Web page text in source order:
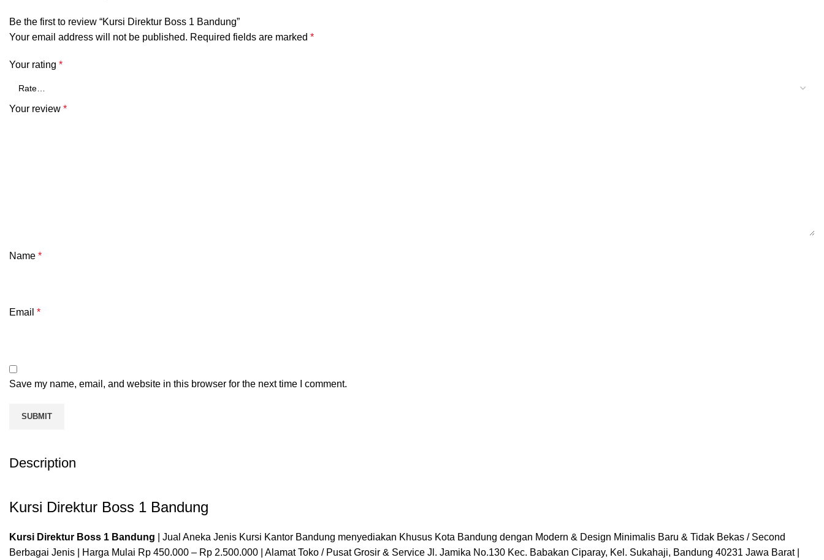
Be the first to review “Kursi Direktur Boss 1 Bandung”
Your email address will not be published. Required fields are marked *
Your rating *
Your review *
Name *
Email *
Save my name, email, and website in this browser for the next time I comment.
Description
Kursi Direktur Boss 1 Bandung
Kursi Direktur Boss 1 Bandung
| Jual Aneka Jenis Kursi Kantor Bandung menyediakan Khusus Kota Bandung dengan Modern & Design Minimalis Baru & Tidak Bekas / Second
Berbagai Jenis | Harga Mulai Rp 450.000 – Rp 2.500.000 | Alamat Toko / Pusat Grosir & Service Jl. Jamika No.130 Kec. Babakan Ciparay, Kel. Sukahaji, Bandung 40231 Jawa Barat |